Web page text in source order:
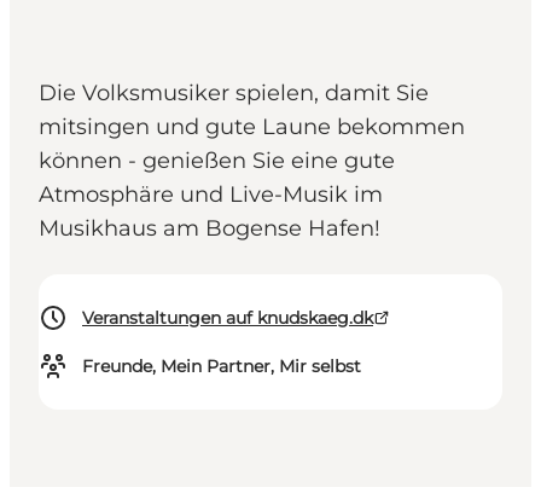
Die Volksmusiker spielen, damit Sie
mitsingen und gute Laune bekommen
können - genießen Sie eine gute
Atmosphäre und Live-Musik im
Musikhaus am Bogense Hafen!
Veranstaltungen auf knudskaeg.dk
Freunde, Mein Partner, Mir selbst